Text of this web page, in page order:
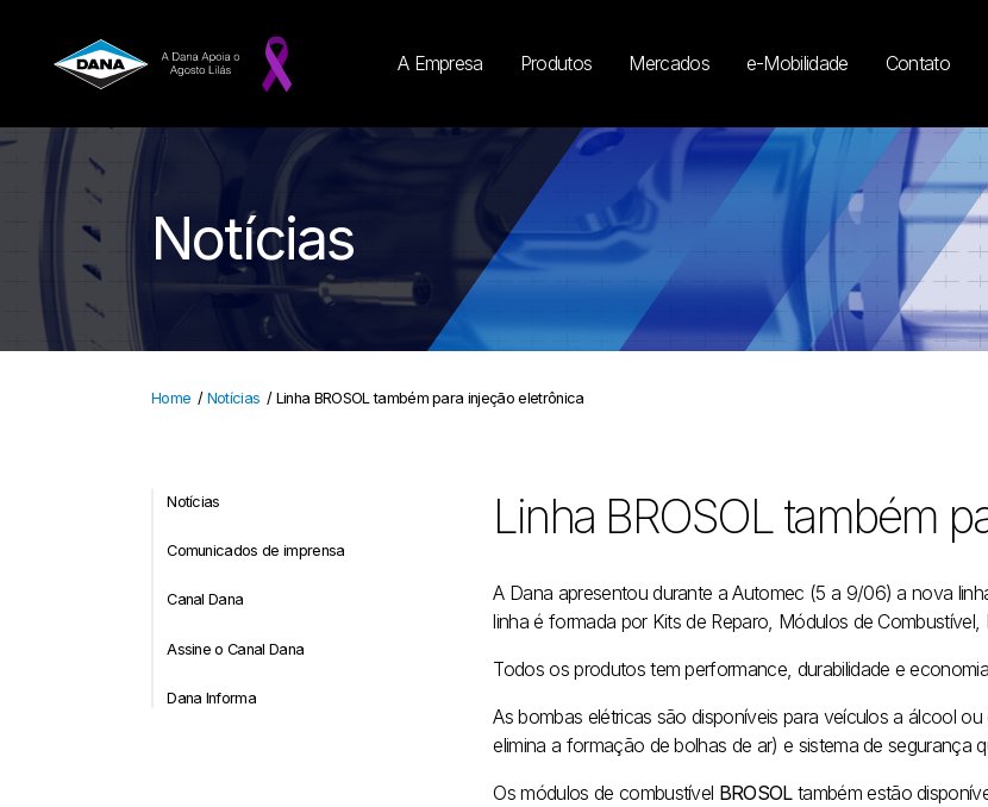
A Empresa Produtos Mercados e-Mobilidade Contato
Notícias
Home / Notícias / Linha BROSOL também para injeção eletrônica
Notícias
Comunicados de imprensa
Canal Dana
Assine o Canal Dana
Dana Informa
Linha BROSOL também
A Dana apresentou durante a Automec (5 a 9/06) a nova
linha é formada por Kits de Reparo, Módulos de Combustível,
Todos os produtos tem performance, durabilidade e
As bombas elétricas são disponíveis para veículos a álcool
elimina a formação de bolhas de ar) e sistema de
Os módulos de combustível BROSOLtambém estão